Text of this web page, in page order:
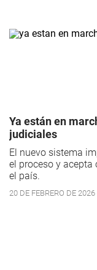
Ya están en
judiciales
El nuevo sistema
el proceso y acepta
el país.
20 DE FEBRERO DE